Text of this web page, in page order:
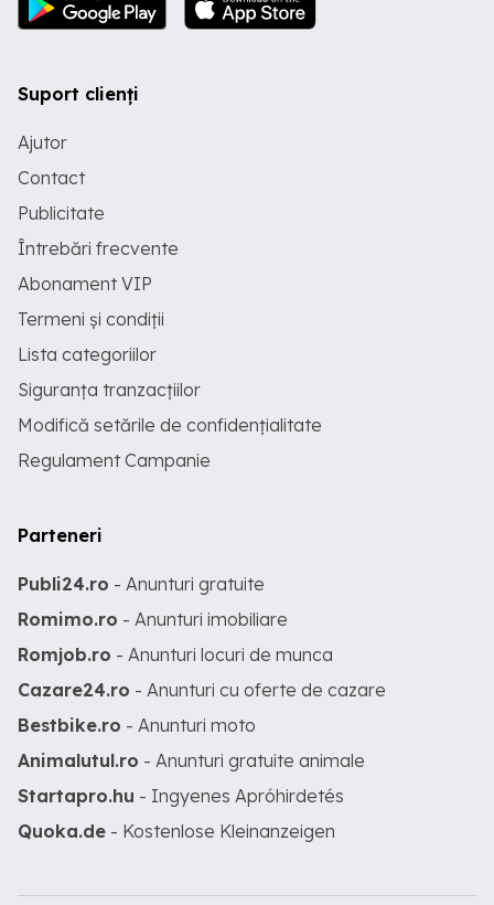
Suport clienți
Ajutor
Contact
Publicitate
Întrebări frecvente
Abonament VIP
Termeni și condiții
Lista categoriilor
Siguranța tranzacțiilor
Modifică setările de confidențialitate
Regulament Campanie
Parteneri
Publi24.ro - Anunturi gratuite
Romimo.ro - Anunturi imobiliare
Romjob.ro - Anunturi locuri de munca
Cazare24.ro - Anunturi cu oferte de cazare
Bestbike.ro - Anunturi moto
Animalutul.ro - Anunturi gratuite animale
Startapro.hu - Ingyenes Apróhirdetés
Quoka.de - Kostenlose Kleinanzeigen